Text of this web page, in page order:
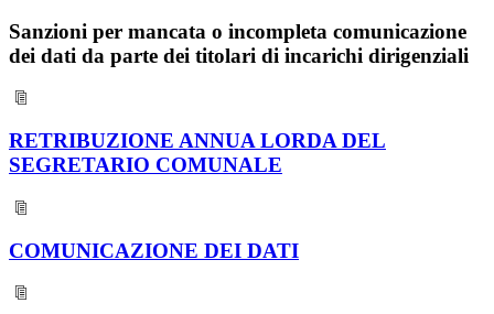
Sanzioni per mancata o incompleta comunicazione
dei dati da parte dei titolari di incarichi dirigenziali
RETRIBUZIONE ANNUA LORDA DEL
SEGRETARIO COMUNALE
COMUNICAZIONE DEI DATI